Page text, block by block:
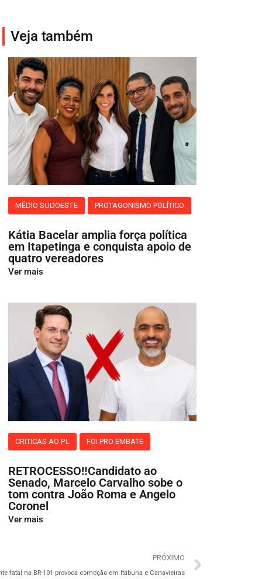
Veja também
MÉDIO SUDOESTE PROTAGONISMO POLÍTICO
Kátia Bacelar amplia força política
em Itapetinga e conquista apoio de
quatro vereadores
Ver mais
CRITICAS AO PL FOI PRO EMBATE
RETROCESSO‼️Candidato ao
Senado, Marcelo Carvalho sobe o
tom contra João Roma e Angelo
Coronel
Ver mais
PRÓXIMO
fatal na BR-101 provoca comoção em Itabuna e Canavieiras